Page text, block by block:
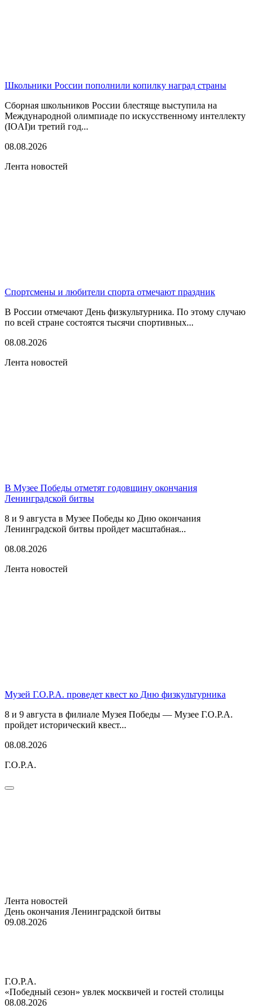
Школьники России пополнили копилку наград страны
Сборная школьников России блестяще выступила на
Международной олимпиаде по искусственному интеллекту
(IOAI)и третий год...
08.08.2026
Лента новостей
Спортсмены и любители спорта отмечают праздник
В России отмечают День физкультурника. По этому случаю
по всей стране состоятся тысячи спортивных...
08.08.2026
Лента новостей
В Музее Победы отметят годовщину окончания
Ленинградской битвы
8 и 9 августа в Музее Победы ко Дню окончания
Ленинградской битвы пройдет масштабная...
08.08.2026
Лента новостей
Музей Г.О.Р.А. проведет квест ко Дню физкультурника
8 и 9 августа в филиале Музея Победы — Музее Г.О.Р.А.
пройдет исторический квест...
08.08.2026
Г.О.Р.А.
Лента новостей
День окончания Ленинградской битвы
09.08.2026
Г.О.Р.А.
«Победный сезон» увлек москвичей и гостей столицы
08.08.2026